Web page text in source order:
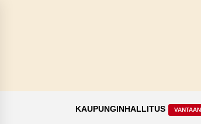
KAUPUNGINHALLITUS